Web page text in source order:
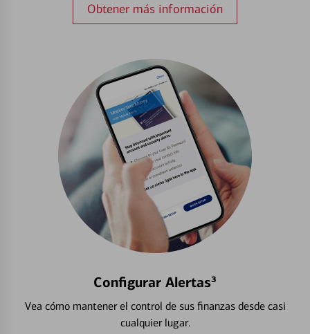
Obtener más información
Configurar Alertas³
Vea cómo mantener el control de sus finanzas desde casi
cualquier lugar.